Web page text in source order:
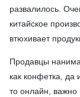
развалилось.
китайское
втюхивает
Продавцы
как конфетка, да
то онлайн, важно